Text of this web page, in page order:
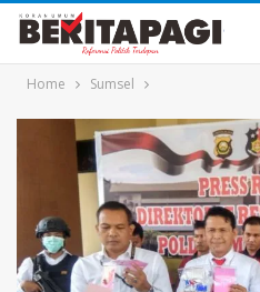
Home Sumsel